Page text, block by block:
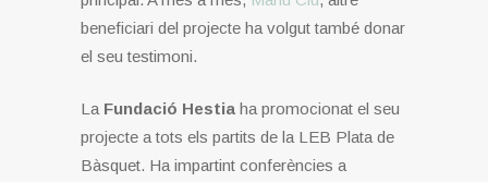
beneficiari del projecte ha volgut també donar
el seu testimoni.
La Fundació Hestia ha promocionat el seu
projecte a tots els partits de la LEB Plata de
Bàsquet. Ha impartint conferències a